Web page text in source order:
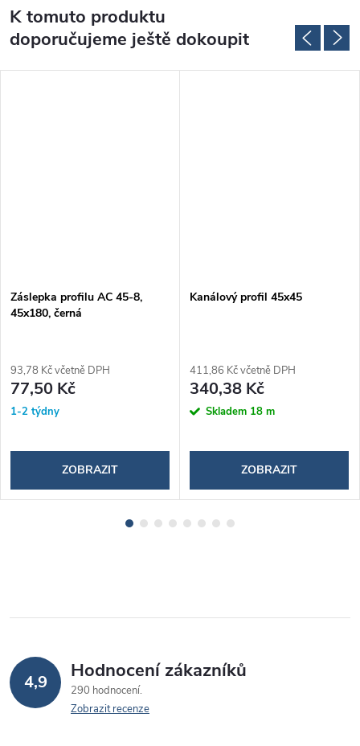
K tomuto produktu
doporučujeme ještě dokoupit
Záslepka profilu AC 45-8,
45x180, černá
93,78 Kč včetně DPH
77,50 Kč
1-2 týdny
ZOBRAZIT
Kanálový profil 45x45
411,86 Kč včetně DPH
340,38 Kč
Skladem 18 m
ZOBRAZIT
4,9 Hodnocení zákazníků
290 hodnocení
Zobrazit recenze